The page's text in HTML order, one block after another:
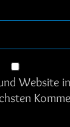
Website